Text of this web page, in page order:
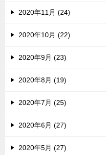
2020年11月 (24)
2020年10月 (22)
2020年9月 (23)
2020年8月 (19)
2020年7月 (25)
2020年6月 (27)
2020年5月 (27)